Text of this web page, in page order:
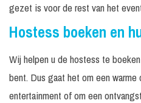
gezet is voor de rest van het
Hostess boeken en
Wij helpen u de hostess te
bent. Dus gaat het om een
entertainment of om een